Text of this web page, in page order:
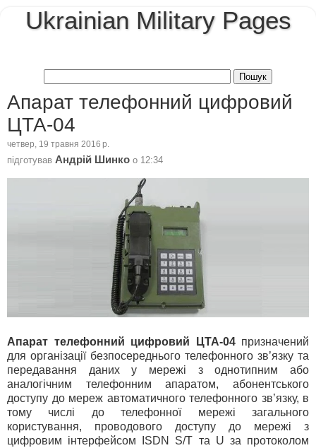
Ukrainian Military Pages
Апарат телефонний цифровий
ЦТА-04
четвер, 19 травня 2016 р.
підготував Андрій Шинко о 12:34
Апарат телефонний цифровий ЦТА-04призначений
для організації безпосереднього телефонного зв’язку та
передавання даних у мережі з однотипним або
аналогічним телефонним апаратом, абонентського
доступу до мереж автоматичного телефонного зв’язку, в
тому числі до телефонної мережі загального
користування, проводового доступу до мережі з
цифровим інтерфейсом ISDN S/T та U за протоколом